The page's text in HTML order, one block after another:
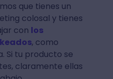
que tienes un
colosal y tienes
con los
, como
Si tu producto se
claramente ellas